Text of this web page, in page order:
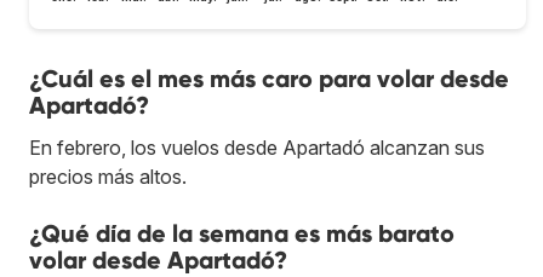
¿Cuál es el mes más caro para volar desde
Apartadó?
En febrero, los vuelos desde Apartadó alcanzan sus
precios más altos.
¿Qué día de la semana es más barato
volar desde Apartadó?